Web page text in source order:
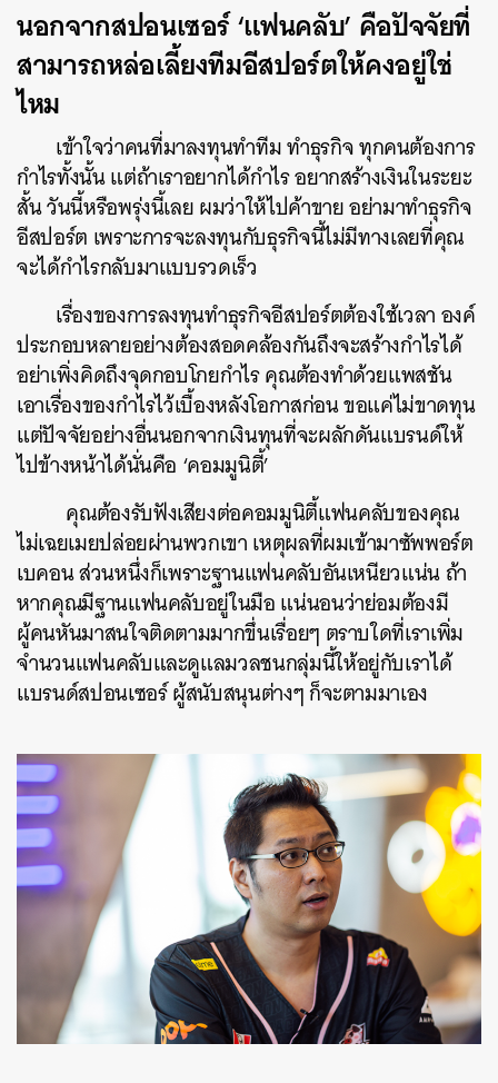
นอกจากสปอนเซอร์ ‘แฟนคลับ’ คือปัจจัยที่
สามารถหล่อเลี้ยงทีมอีสปอร์ตให้คงอยู่ใช่
ไหม
เข้าใจว่าคนที่มาลงทุนทำทีม ทำธุรกิจ ทุกคนต้องการ
กำไรทั้งนั้น แต่ถ้าเราอยากได้กำไร อยากสร้างเงินในระยะ
สั้น วันนี้หรือพรุ่งนี้เลย ผมว่าให้ไปค้าขาย อย่ามาทำธุรกิจ
อีสปอร์ต เพราะการจะลงทุนกับธุรกิจนี้ไม่มีทางเลยที่คุณ
จะได้กำไรกลับมาแบบรวดเร็ว
เรื่องของการลงทุนทำธุรกิจอีสปอร์ตต้องใช้เวลา องค์
ประกอบหลายอย่างต้องสอดคล้องกันถึงจะสร้างกำไรได้
อย่าเพิ่งคิดถึงจุดกอบโกยกำไร คุณต้องทำด้วยแพสชัน
เอาเรื่องของกำไรไว้เบื้องหลังโอกาสก่อน ขอแค่ไม่ขาดทุน
แต่ปัจจัยอย่างอื่นนอกจากเงินทุนที่จะผลักดันแบรนด์ให้
ไปข้างหน้าได้นั่นคือ ‘คอมมูนิตี้’
คุณต้องรับฟังเสียงต่อคอมมูนิตี้แฟนคลับของคุณ
ไม่เฉยเมยปล่อยผ่านพวกเขา เหตุผลที่ผมเข้ามาซัพพอร์ต
เบคอน ส่วนหนึ่งก็เพราะฐานแฟนคลับอันเหนียวแน่น ถ้า
หากคุณมีฐานแฟนคลับอยู่ในมือ แน่นอนว่าย่อมต้องมี
ผู้คนหันมาสนใจติดตามมากขึ่นเรื่อยๆ ตราบใดที่เราเพิ่ม
จำนวนแฟนคลับและดูแลมวลชนกลุ่มนี้ให้อยู่กับเราได้
แบรนด์สปอนเซอร์ ผู้สนับสนุนต่างๆ ก็จะตามมาเอง